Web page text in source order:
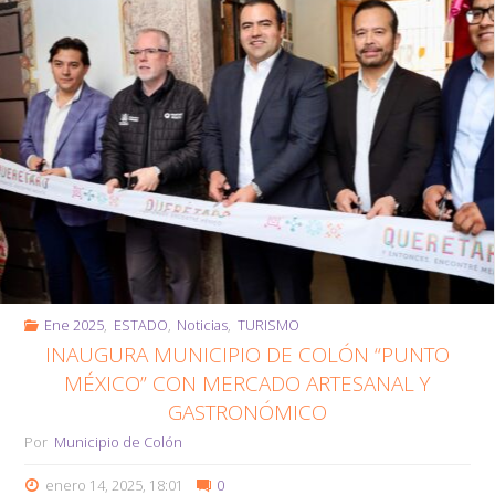
Marco
con
la
CEA"
Ene 2025, ESTADO, Noticias, TURISMO
INAUGURA MUNICIPIO DE COLÓN “PUNTO
MÉXICO” CON MERCADO ARTESANAL Y
GASTRONÓMICO
Por Municipio de Colón
enero 14, 2025, 18:01 0